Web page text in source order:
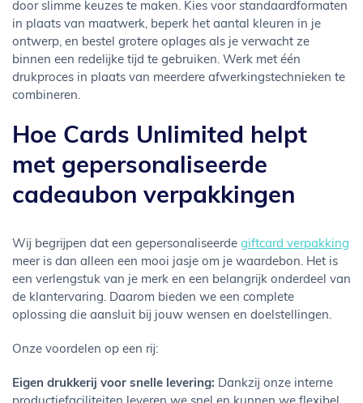
door slimme keuzes te maken. Kies voor standaardformaten
in plaats van maatwerk, beperk het aantal kleuren in je
ontwerp, en bestel grotere oplages als je verwacht ze
binnen een redelijke tijd te gebruiken. Werk met één
drukproces in plaats van meerdere afwerkingstechnieken te
combineren.
Hoe Cards Unlimited helpt
met gepersonaliseerde
cadeaubon verpakkingen
Wij begrijpen dat een gepersonaliseerde giftcard verpakking
meer is dan alleen een mooi jasje om je waardebon. Het is
een verlengstuk van je merk en een belangrijk onderdeel van
de klantervaring. Daarom bieden we een complete
oplossing die aansluit bij jouw wensen en doelstellingen.
Onze voordelen op een rij:
Eigen drukkerij voor snelle levering: Dankzij onze interne